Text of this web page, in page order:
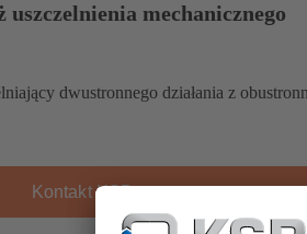
mechanicznego
dwustronnego działania z
Kontakt KSB